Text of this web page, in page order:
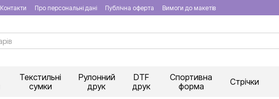
Контакти Про персональні дані Публічна оферта Вимоги до макетів
Текстильні
сумки
Рулонний
друк
DTF
друк
Спортивна
форма
Стрічки